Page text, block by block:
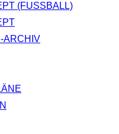
(FUSSBALL)
ARCHIV